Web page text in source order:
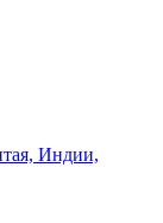
Индии,